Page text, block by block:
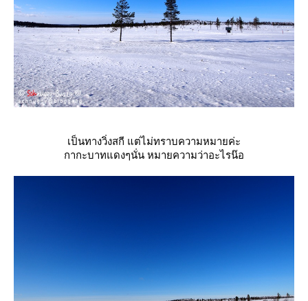
เป็นทางวิ่งสกี แต่ไม่ทราบความหมายค่ะ
กากะบาทแดงๆนั่น หมายความว่าอะไรน๊อ